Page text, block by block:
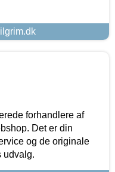
forhandlere af
Det er din
og de originale
udvalg.